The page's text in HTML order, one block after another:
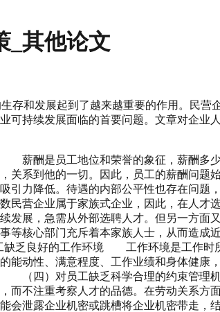
_其他论文
存和发展起到了越来越重要的作用。民
持续发展面临的首要问题。文章对企业
是员工地位和荣誉的象征，薪酬多少
关系到他的一切。因此，员工的薪酬问
引力降低。待遇的内部公平性也存在问
业属于家族式企业，因此，在人才选
发展，急需从外部选聘人才。但另一方
等核心部门充斥着本家族人士，从而造
缺乏良好的工作环境 工作环境是工作时
能动性、满意程度、工作业绩和身体健
四）对员工缺乏科学合理的约束管理
而不注重考察人才的品德。在劳动关系
能会泄露企业机密或跳槽将企业机密